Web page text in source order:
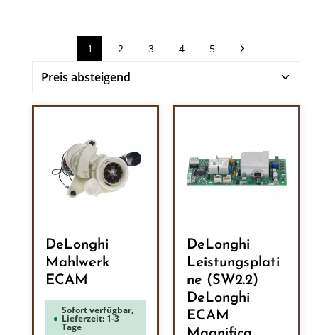
Seite
1 Seite
2 Seite
3 Seite
4 Seite
5
DeLonghi
Mahlwerk
ECAM
Sofort verfügbar,
Lieferzeit: 1-3
Tage
DeLonghi
Leistungsplati
ne (SW2.2)
DeLonghi
ECAM